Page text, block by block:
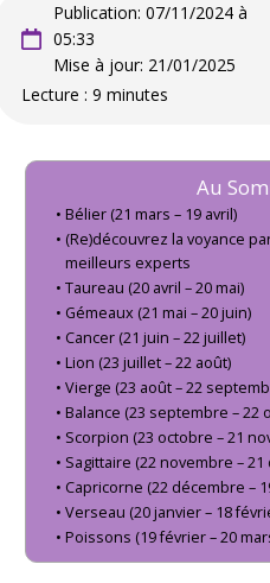
Publication: 07/11/2024 à
05:33
Mise à jour: 21/01/2025
Lecture : 9 minutes
Au
Bélier (21 mars – 19 avril)
(Re)découvrez la voyance
meilleurs experts
Taureau (20 avril – 20 mai)
Gémeaux (21 mai – 20 juin)
Cancer (21 juin – 22 juillet)
Lion (23 juillet – 22 août)
Vierge (23 août – 22
Balance (23 septembre – 22
Scorpion (23 octobre – 21
Sagittaire (22 novembre –
Capricorne (22 décembre –
Verseau (20 janvier – 18
Poissons (19 février – 20